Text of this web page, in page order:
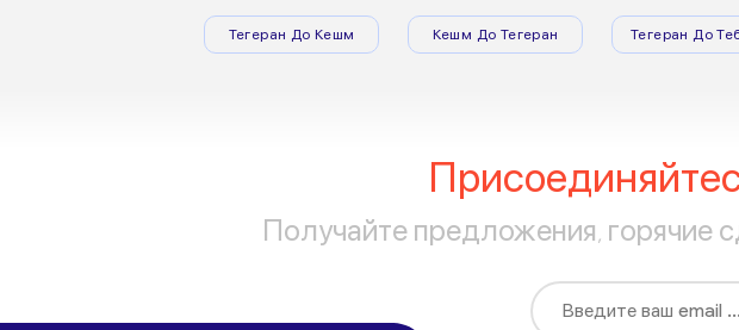
Тегеран До Кешм Кешм До Тегеран Тегеран До
Получайте предложения, горячие